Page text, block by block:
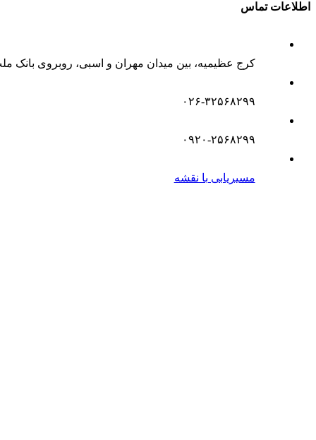
اطلاعات تماس
کرج عظیمیه، بین میدان مهران و اسبی، روبروی بانک
۰۲۶-۳۲۵۶۸۲۹۹
۰۹۲۰-۲۵۶۸۲۹۹
مسیریابی با نقشه